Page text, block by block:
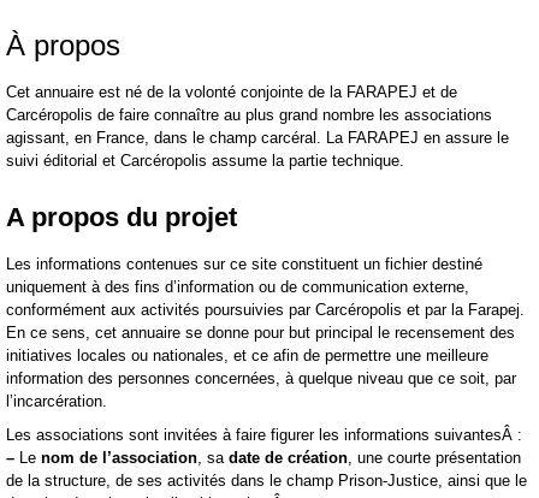
À propos
Cet annuaire est né de la volonté conjointe de la FARAPEJ et de
Carcéropolis de faire connaître au plus grand nombre les associations
agissant, en France, dans le champ carcéral. La FARAPEJ en assure le
suivi éditorial et Carcéropolis assume la partie technique.
A propos du projet
Les informations contenues sur ce site constituent un fichier destiné
uniquement à des fins d’information ou de communication externe,
conformément aux activités poursuivies par Carcéropolis et par la Farapej.
En ce sens, cet annuaire se donne pour but principal le recensement des
initiatives locales ou nationales, et ce afin de permettre une meilleure
information des personnes concernées, à quelque niveau que ce soit, par
l’incarcération.
Les associations sont invitées à faire figurer les informations suivantesÂ :
– Le nom de l’association, sa date de création, une courte présentation
de la structure, de ses activités dans le champ Prison-Justice, ainsi que le